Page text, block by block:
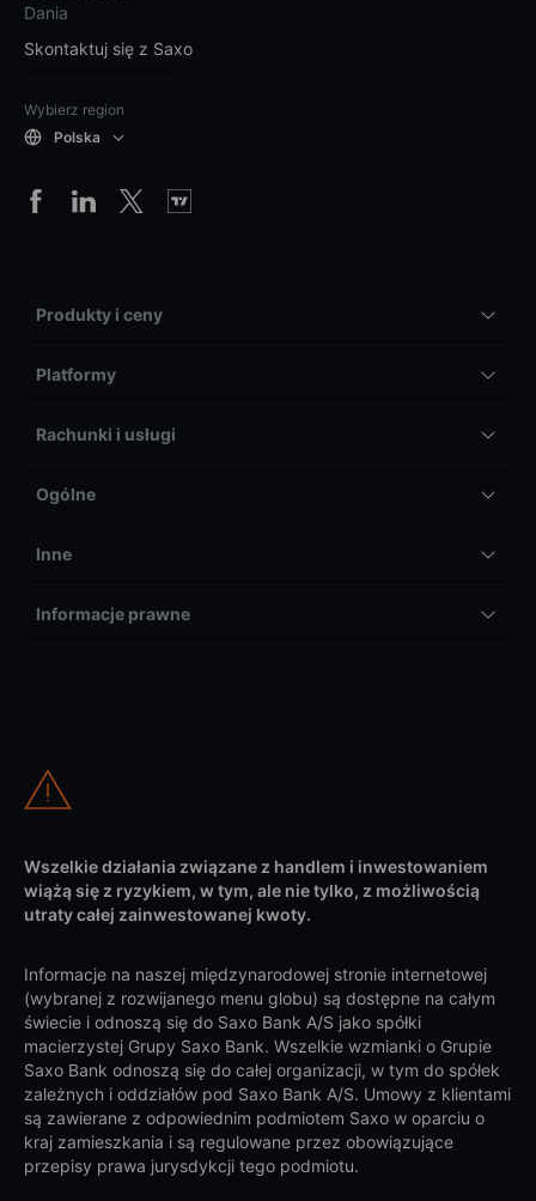
Dania
Skontaktuj się z Saxo
Wybierz region
Polska
Produkty i ceny
Platformy
Rachunki i usługi
Ogólne
Inne
Informacje prawne
Wszelkie działania związane z handlem i inwestowaniem
wiążą się z ryzykiem, w tym, ale nie tylko, z możliwością
utraty całej zainwestowanej kwoty.
Informacje na naszej międzynarodowej stronie internetowej
(wybranej z rozwijanego menu globu) są dostępne na całym
świecie i odnoszą się do Saxo Bank A/S jako spółki
macierzystej Grupy Saxo Bank. Wszelkie wzmianki o Grupie
Saxo Bank odnoszą się do całej organizacji, w tym do spółek
zależnych i oddziałów pod Saxo Bank A/S. Umowy z klientami
są zawierane z odpowiednim podmiotem Saxo w oparciu o
kraj zamieszkania i są regulowane przez obowiązujące
przepisy prawa jurysdykcji tego podmiotu.